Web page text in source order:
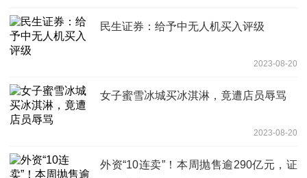
民生证券：给予中无人机买入评级
2023-08-20
女子蜜雪冰城买冰淇淋，竟遭店员辱骂
2023-08-20
外资“10连卖”！本周抛售逾290亿元，证